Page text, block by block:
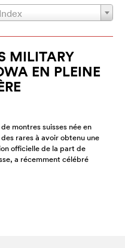
Index
MILITARY
EN PLEINE
montres suisses née en
des rares à avoir obtenu une
officielle de la part de
a récemment célébré